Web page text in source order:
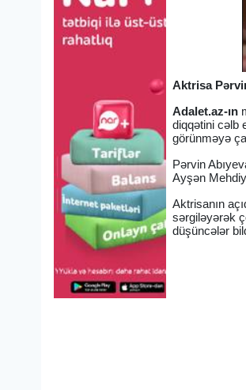
Aktrisa
Adalet.az-ın
diqqətini cəlb
görünməyə
Pərvin
Ayşən
Aktrisanın
sərgiləyərək
düşüncələr